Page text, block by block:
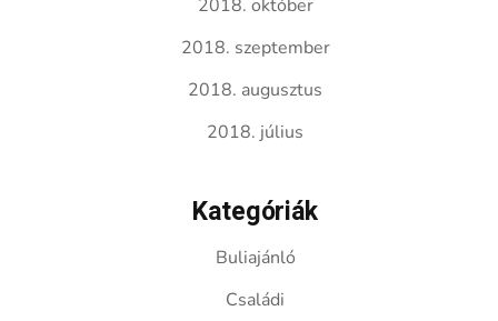
2018. október
2018. szeptember
2018. augusztus
2018. július
Kategóriák
Buliajánló
Családi